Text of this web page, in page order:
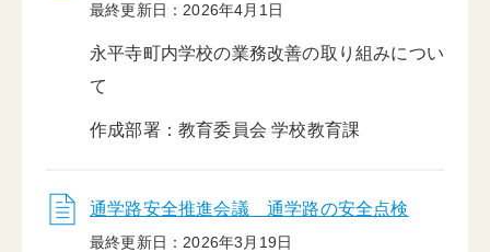
最終更新日：2026年4月1日
永平寺町内学校の業務改善の取り組みについ
て
作成部署：教育委員会 学校教育課
通学路安全推進会議 通学路の安全点検
最終更新日：2026年3月19日